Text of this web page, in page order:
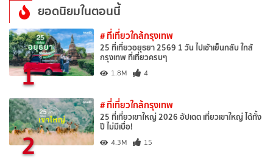
ยอดนิยมในตอนนี้
1
# ที่เที่ยวใกล้กรุงเทพ
25 ที่เที่ยวอยุธยา 2569 1 วัน ไปเช้าเย็นกลับ ใกล้
กรุงเทพ ที่เที่ยวครบๆ
1.8M 4
2
# ที่เที่ยวใกล้กรุงเทพ
25 ที่เที่ยวเขาใหญ่ 2026 อัปเดต เที่ยวเขาใหญ่ ได้ทั้ง
ปี ไม่มีเบื่อ!
4.3M 15